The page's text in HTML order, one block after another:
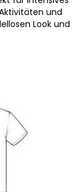
und
Look und